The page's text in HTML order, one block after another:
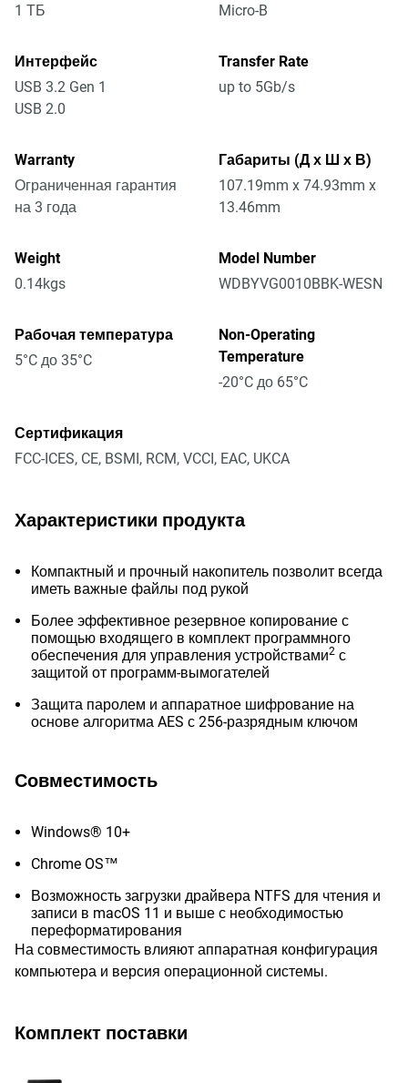
1 ТБ Micro-B
Интерфейс
USB 3.2 Gen 1
USB 2.0
Transfer Rate
up to 5Gb/s
Warranty
Ограниченная гарантия
на 3 года
Габариты (Д х Ш х В)
107.19mm x 74.93mm x
13.46mm
Weight
0.14kgs
Model Number
WDBYVG0010BBK-WESN
Рабочая температура
5°C до 35°C
Non-Operating
Temperature
-20°C до 65°C
Сертификация
FCC-ICES, CE, BSMI, RCM, VCCI, EAC, UKCA
Характеристики продукта
Компактный и прочный накопитель позволит всегда
иметь важные файлы под рукой
Более эффективное резервное копирование с
помощью входящего в комплект программного
обеспечения для управления устройствами2 с
защитой от программ-вымогателей
Защита паролем и аппаратное шифрование на
основе алгоритма AES с 256-разрядным ключом
Совместимость
Windows® 10+
Chrome OS™
Возможность загрузки драйвера NTFS для чтения и
записи в macOS 11 и выше с необходимостью
переформатирования
На совместимость влияют аппаратная конфигурация
компьютера и версия операционной системы.
Комплект поставки